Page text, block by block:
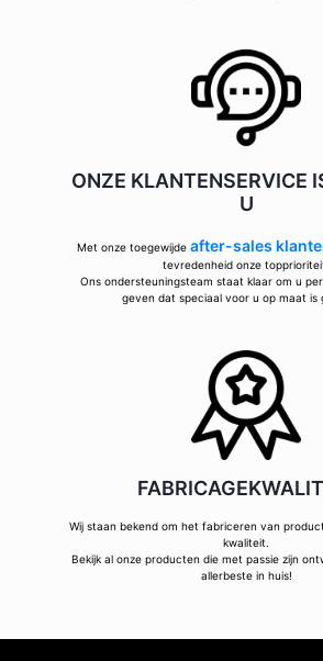
ONZE KLANTENSERVICE
U
Met onze toegewijde after-sales
tevredenheid onze
Ons ondersteuningsteam staat klaar om u
geven dat speciaal voor u op maat is
Wij staan bekend om het fabriceren van
kwaliteit.
Bekijk al onze producten die met passie zijn
allerbeste in huis!